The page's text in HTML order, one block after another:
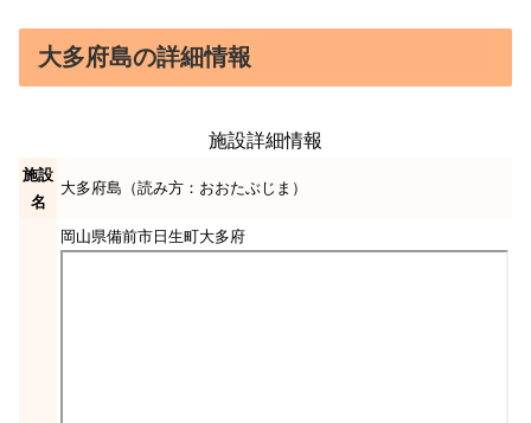
大多府島の詳細情報
施設詳細情報
施設
名
大多府島（読み方：おおたぶじま）
岡山県備前市日生町大多府